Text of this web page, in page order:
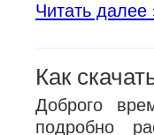
Читать далее
Как
Доброго
подробно